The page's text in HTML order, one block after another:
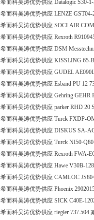
希而科吴涛优势供应 Datalogic S30-
希而科吴涛优势供应 LENZE
希而科吴涛优势供应 SOCLAIR
希而科吴涛优势供应 Rexroth
希而科吴涛优势供应 DSM
希而科吴涛优势供应 KISSLING 65-
希而科吴涛优势供应 GUDEL
希而科吴涛优势供应 Esband PU 12
希而科吴涛优势供应 Gehring GEHR
希而科吴涛优势供应 parker RHD 20
希而科吴涛优势供应 Turck FXDP-
希而科吴涛优势供应 DISKUS SA-
希而科吴涛优势供应 Turck NI50-
希而科吴涛优势供应 Rexroth FWA-
希而科吴涛优势供应 Hawe V30B-
希而科吴涛优势供应 CAMLOC
希而科吴涛优势供应 Phoenix
希而科吴涛优势供应 SICK C40E-
希而科吴涛优势供应 riegler 737.504